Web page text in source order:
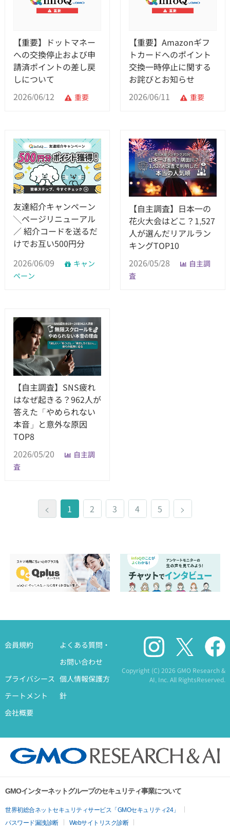
【重要】ドットマネー
への交換停止および申
請済ポイントの差し戻
しについて
2026/06/12
重要
【重要】Amazonギフ
トカードへのポイント
交換一時停止に関する
お詫びとお知らせ
2026/06/11
重要
友達紹介キャンペーン
╲ページリニューアル
／ 紹介コードを送るだ
けでお互い500円分
2026/06/09
キャン
ペーン
【自主調査】日本一の
花火大会はどこ？1,527
人が選んだリアルラン
キングTOP10
2026/05/28
自主調
査
【自主調査】SNS疲れ
はなぜ起きる？962人が
答えた「やめられない
本音」と意外な原因
TOP8
2026/05/20
自主調
査
< 1 2 3 4 5 >
会員規約
よくある質問・
お問い合わせ
プライバシース
テートメント
個人情報保護方
針
会社概要
Copyright (C)2026 GMO Research &
AI, Inc. All RightsReserved.
GMOインターネットグループのセキュリティ事業について
世界初総合ネットセキュリティサービス「GMOセキュリティ24」
パスワード漏洩診断
Webサイトリスク診断